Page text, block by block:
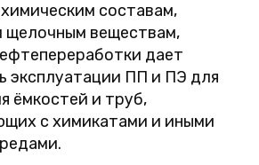
составам,
щелочным веществам,
дает
эксплуатации ПП и ПЭ для
ёмкостей и труб,
с химикатами и иными